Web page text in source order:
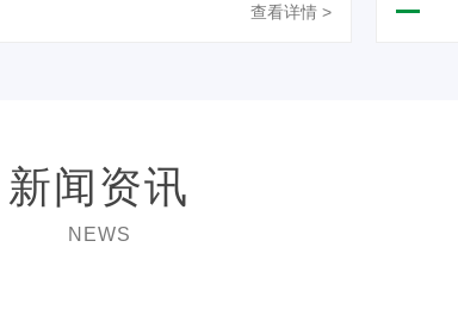
查看详情 >
新闻资讯
NEWS